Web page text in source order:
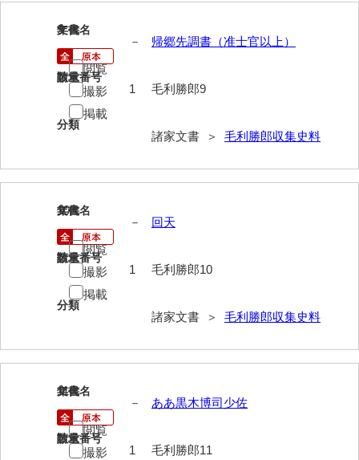
小川家文書
小川五郎収集史料
尾崎家文書
尾崎家文書（防府市）
小沢家文書（阿東町）
小沢太郎文書
小田家文書（山口市吉敷）
小田家文書（柳井市金屋）
小田家文書（柳井市和田）
小田家文書（山口市下小鯖）
影山家文書
鹿島家文書
梶山家文書
9
文書名
帰郷先調書（准士官以上）
請求番号
毛利勝郎9
分類
諸家文書 ＞ 毛利勝郎収集史料
年代
－
数量
1
閲覧
撮影
掲載
10
文書名
回天
請求番号
毛利勝郎10
分類
諸家文書 ＞ 毛利勝郎収集史料
年代
－
数量
1
閲覧
撮影
掲載
11
文書名
ああ黒木博司少佐
請求番号
毛利勝郎11
年代
－
数量
1
閲覧
撮影